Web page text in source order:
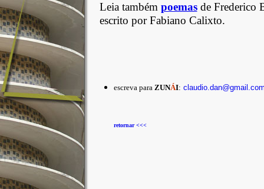
Leia também poemasde Frederico
escrito por Fabiano Calixto.
escreva para ZUNÁI:
retornar <<<